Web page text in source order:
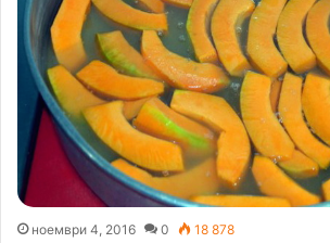
ноември 4, 2016 0 18 878